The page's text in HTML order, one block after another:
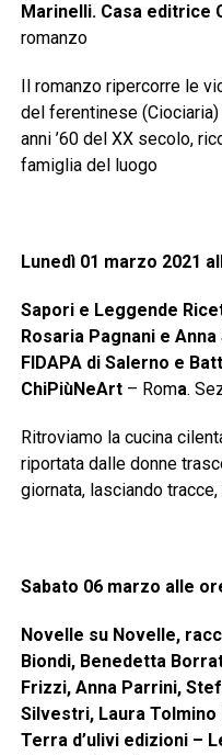
Marinelli. Casa editrice
romanzo
Il romanzo ripercorre le
del ferentinese
anni ’60 del XX secolo,
famiglia del luogo
Lunedì 01 marzo 2021
Sapori e Leggende
Rosaria Pagnani e
FIDAPA di Salerno e
ChiPiùNeArt – Roma.
Ritroviamo la cucina
riportata dalle donne
giornata, lasciando
Sabato 06 marzo alle
Novelle su Novelle,
Biondi, Benedetta
Frizzi, Anna Parrini,
Silvestri, Lau­ra Tolmino
Terra d’ulivi edizioni –